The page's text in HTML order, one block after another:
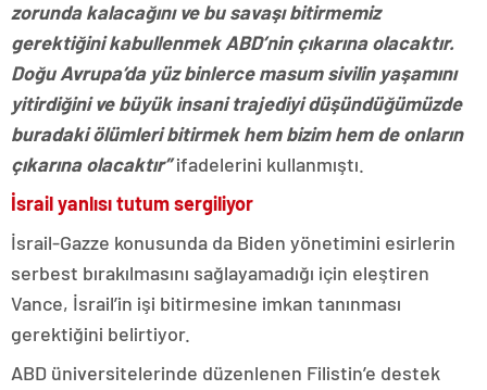
zorunda kalacağını ve bu savaşı bitirmemiz
gerektiğini kabullenmek ABD’nin çıkarına olacaktır.
Doğu Avrupa’da yüz binlerce masum sivilin yaşamını
yitirdiğini ve büyük insani trajediyi düşündüğümüzde
buradaki ölümleri bitirmek hem bizim hem de onların
çıkarına olacaktır”ifadelerini kullanmıştı.
İsrail yanlısı tutum sergiliyor
İsrail-Gazze konusunda da Biden yönetimini esirlerin
serbest bırakılmasını sağlayamadığı için eleştiren
Vance, İsrail’in işi bitirmesine imkan tanınması
gerektiğini belirtiyor.
ABD üniversitelerinde düzenlenen Filistin’e destek